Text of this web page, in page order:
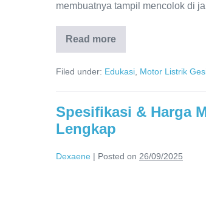
membuatnya tampil mencolok di
Read more
Filed under: Edukasi, Motor Listrik
Spesifikasi & Harga
Lengkap
Dexaene | Posted on 26/09/2025